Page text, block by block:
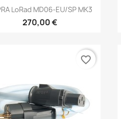
Anteprima
LoRad MD06-EU/SP MK3
270,00 €
favorite_border